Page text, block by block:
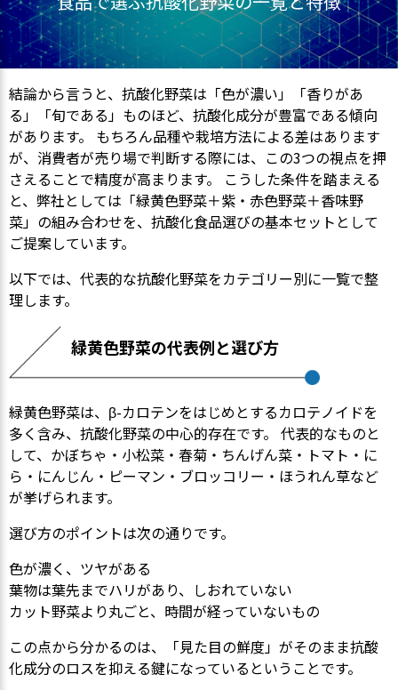
結論から言うと、抗酸化野菜は「色が濃い」「香りがあ
る」「旬である」ものほど、抗酸化成分が豊富である傾向
があります。 もちろん品種や栽培方法による差はあります
が、消費者が売り場で判断する際には、この3つの視点を押
さえることで精度が高まります。 こうした条件を踏まえる
と、弊社としては「緑黄色野菜＋紫・赤色野菜＋香味野
菜」の組み合わせを、抗酸化食品選びの基本セットとして
ご提案しています。
以下では、代表的な抗酸化野菜をカテゴリー別に一覧で整
理します。
緑黄色野菜の代表例と選び方
緑黄色野菜は、β-カロテンをはじめとするカロテノイドを
多く含み、抗酸化野菜の中心的存在です。 代表的なものと
して、かぼちゃ・小松菜・春菊・ちんげん菜・トマト・に
ら・にんじん・ピーマン・ブロッコリー・ほうれん草など
が挙げられます。
選び方のポイントは次の通りです。
色が濃く、ツヤがある
葉物は葉先までハリがあり、しおれていない
カット野菜より丸ごと、時間が経っていないもの
この点から分かるのは、「見た目の鮮度」がそのまま抗酸
化成分のロスを抑える鍵になっているということです。